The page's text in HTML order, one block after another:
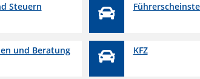
Steuern
und Beratung KFZ